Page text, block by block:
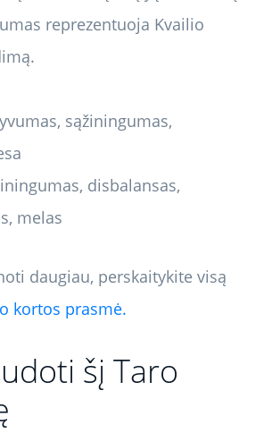
reprezentuoja Kvailio
sąžiningumas,
disbalansas,
melas
daugiau, perskaitykite visą
kortos prasmė.
šį Taro